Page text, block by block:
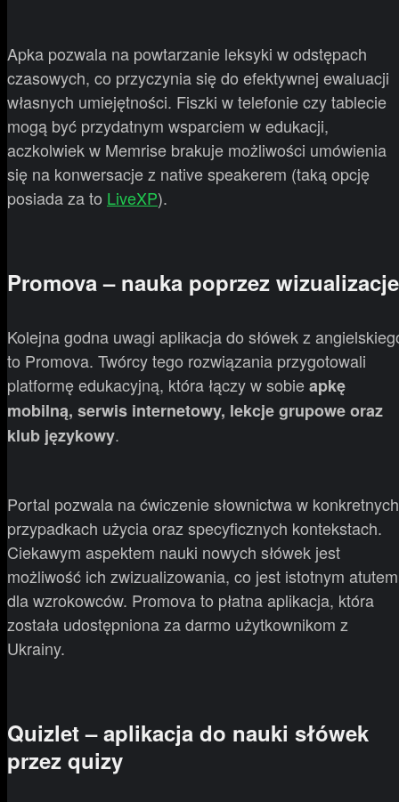
Apka pozwala na powtarzanie leksyki w odstępach
czasowych, co przyczynia się do efektywnej ewaluacji
własnych umiejętności. Fiszki w telefonie czy tablecie
mogą być przydatnym wsparciem w edukacji,
aczkolwiek w Memrise brakuje możliwości umówienia
się na konwersacje z native speakerem (taką opcję
posiada za to LiveXP).
Promova – nauka poprzez wizualizacje
Kolejna godna uwagi aplikacja do słówek z
to Promova. Twórcy tego rozwiązania przygotowali
platformę edukacyjną, która łączy w sobieapkę
mobilną, serwis internetowy, lekcje grupowe oraz
klub językowy.
Portal pozwala na ćwiczenie słownictwa w konkretnych
przypadkach użycia oraz specyficznych kontekstach.
Ciekawym aspektem nauki nowych słówek jest
możliwość ich zwizualizowania, co jest istotnym atutem
dla wzrokowców. Promova to płatna aplikacja, która
została udostępniona za darmo użytkownikom z
Ukrainy.
Quizlet – aplikacja do nauki słówek
przez quizy